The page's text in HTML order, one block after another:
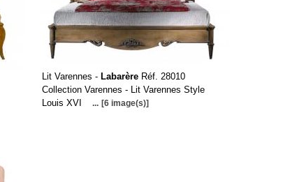
Lit Varennes - Labarère Réf. 28010
Collection Varennes - Lit Varennes Style
Louis XVI
... [6 image(s)]